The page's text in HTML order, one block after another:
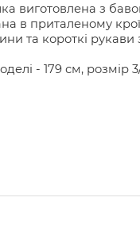
виготовлена з
в приталеному
та короткі рукави
- 179 см, розмір